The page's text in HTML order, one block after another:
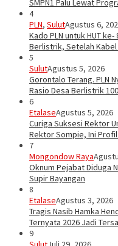
SMPN1 Palu Lewat
4
PLN, SulutAgustus 6,
Kado PLN untuk HUT
Berlistrik, Setelah
5
SulutAgustus 5, 2026
Gorontalo Terang. PLN
Rasio Desa Berlistrik
6
EtalaseAgustus 5, 2026
Curiga Suksesi Rektor
Rektor Sompie, Ini
7
Mongondow Raya
Oknum Pejabat Diduga
Supir Bayangan
8
EtalaseAgustus 3, 2026
Tragis Nasib Hamka
Ternyata 2026 Jadi
9